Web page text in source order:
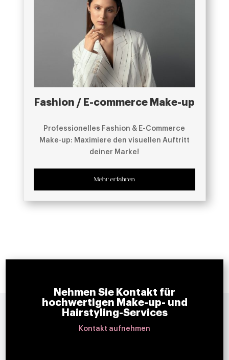
Fashion / E-commerce Make-up
Professionelles Fashion & E-Commerce
Make-up: Maximiere den visuellen Auftritt
deiner Marke!
Mehr erfahren
Nehmen Sie Kontakt für
hochwertigen Make-up- und
Hairstyling-Services
Kontakt aufnehmen